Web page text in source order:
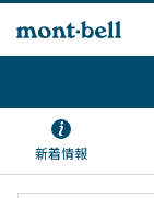
新着情報